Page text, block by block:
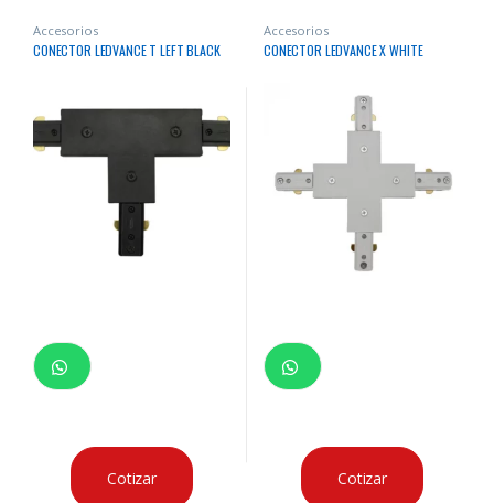
Accesorios
CONECTOR LEDVANCE T LEFT BLACK
Cotizar
Accesorios
CONECTOR LEDVANCE X WHITE
Cotizar